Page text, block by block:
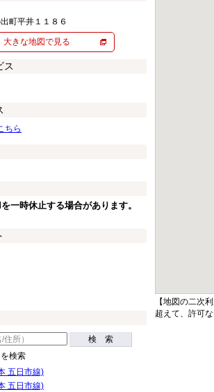
町平井１１８６
大きな地図で見る
ス
ちら
一時休止する場合があります。
検 索
検索
五日市線)
五日市線)
【地図の二次
超えて、許可